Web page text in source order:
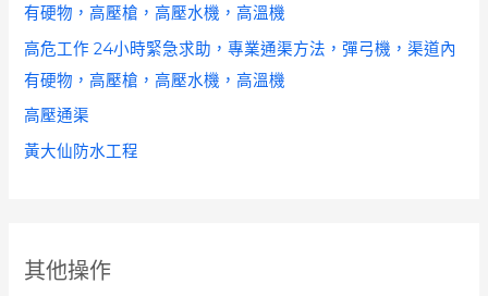
有硬物，高壓槍，高壓水機，高溫機
高危工作 24小時緊急求助，專業通渠方法，彈弓機，渠道內
有硬物，高壓槍，高壓水機，高溫機
高壓通渠
黃大仙防水工程
其他操作